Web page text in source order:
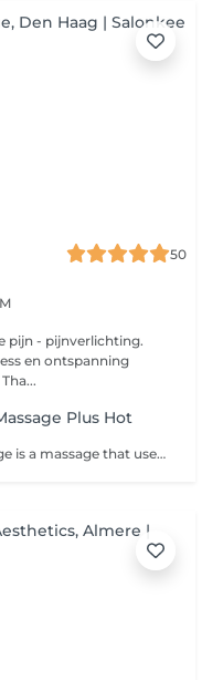
50
pijn - pijnverlichting.
en ontspanning
Plus Hot
Manual Lymphatic Drainage Massage is a massage that uses light, rhythmic movements and focuses on stimulating the flow of lymphatic fluid. It massages the lymph nodes and lymphatic vessels, using pumping, stroking and light kneading techniques on the skin where the lymph nodes and lymphatic vessels are located. Lymphatic drainage massage or lymphatic drainage stimulates the lymph nodes. Lymph nodes are where toxins accumulate, causing edema. Lymphatic massage stimulates the lymph nodes, helping to expel toxins in the form of sweat and urine, relieving depression and reducing anxiety.